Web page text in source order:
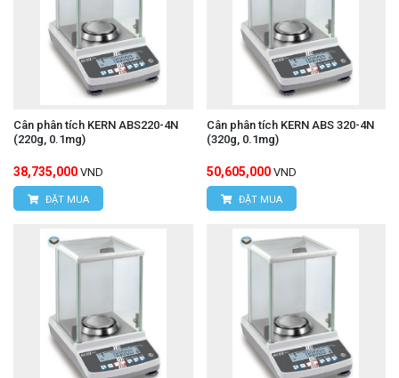
Cân phân tích KERN ABS220-4N
(220g, 0.1mg)
38,735,000 VND
ĐẶT MUA
Cân phân tích KERN ABS 320-4N
(320g, 0.1mg)
50,605,000 VND
ĐẶT MUA